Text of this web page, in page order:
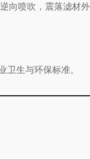
向喷吹，震落滤材
生与环保标准。